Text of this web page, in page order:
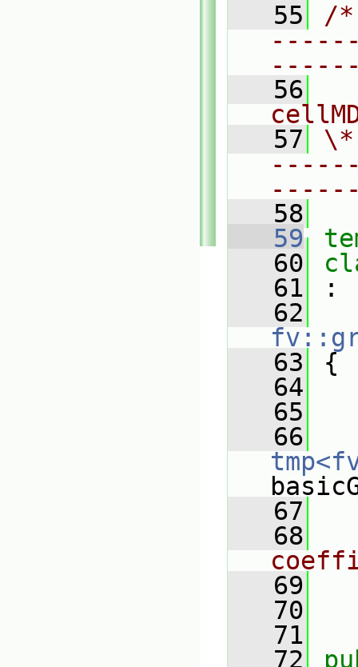
   55
/
   56
   57
   58
   59
   60
   61
:
   62
   63
{
   64
   65
   66
   67
   68
   69
   70
   71
   72